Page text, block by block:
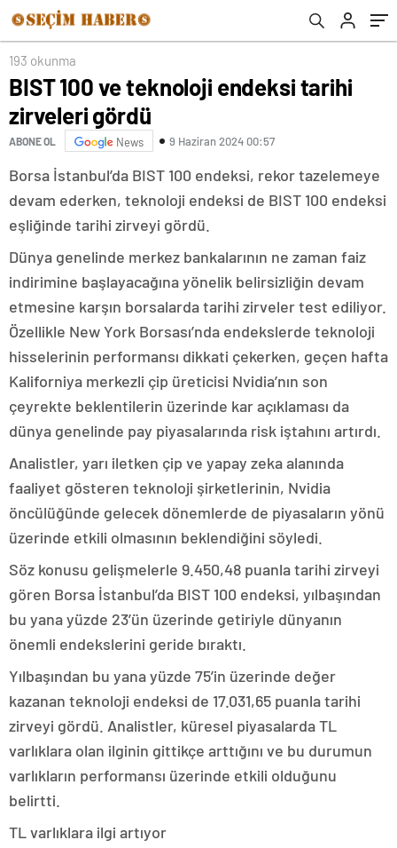
193 okunma
BIST 100 ve teknoloji endeksi tarihi
zirveleri gördü
ABONE OL News 9 Haziran 2024 00:57
Borsa İstanbul’da BIST 100 endeksi, rekor tazelemeye
devam ederken, teknoloji endeksi de BIST 100 endeksi
eşliğinde tarihi zirveyi gördü.
Dünya genelinde merkez bankalarının ne zaman faiz
indirimine başlayacağına yönelik belirsizliğin devam
etmesine karşın borsalarda tarihi zirveler test ediliyor.
Özellikle New York Borsası’nda endekslerde teknoloji
hisselerinin performansı dikkati çekerken, geçen hafta
Kaliforniya merkezli çip üreticisi Nvidia’nın son
çeyrekte beklentilerin üzerinde kar açıklaması da
dünya genelinde pay piyasalarında risk iştahını artırdı.
Analistler, yarı iletken çip ve yapay zeka alanında
faaliyet gösteren teknoloji şirketlerinin, Nvidia
öncülüğünde gelecek dönemlerde de piyasaların yönü
üzerinde etkili olmasının beklendiğini söyledi.
Söz konusu gelişmelerle 9.450,48 puanla tarihi zirveyi
gören Borsa İstanbul’da BIST 100 endeksi, yılbaşından
bu yana yüzde 23’ün üzerinde getiriyle dünyanın
önemli endekslerini geride bıraktı.
Yılbaşından bu yana yüzde 75’in üzerinde değer
kazanan teknoloji endeksi de 17.031,65 puanla tarihi
zirveyi gördü. Analistler, küresel piyasalarda TL
varlıklara olan ilginin gittikçe arttığını ve bu durumun
varlıkların performansı üzerinde etkili olduğunu
belirtti.
TL varlıklara ilgi artıyor